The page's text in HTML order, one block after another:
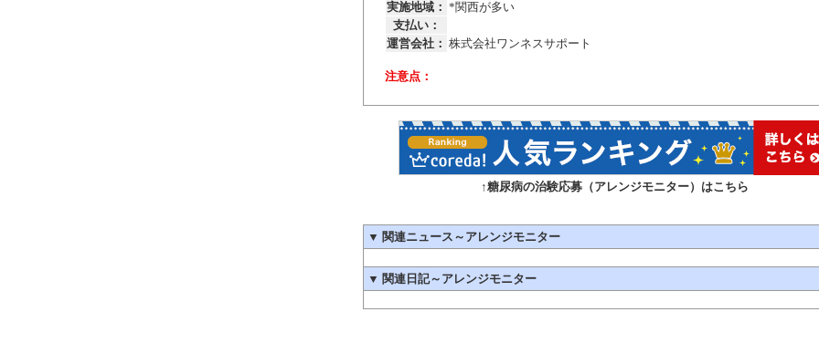
実施地域： *関西が多い
支払い：
運営会社： 株式会社ワンネスサポート
注意点：
↑糖尿病の治験応募（アレンジモニター）はこちら
▼ 関連ニュース～アレンジモニター
▼ 関連日記～アレンジモニター